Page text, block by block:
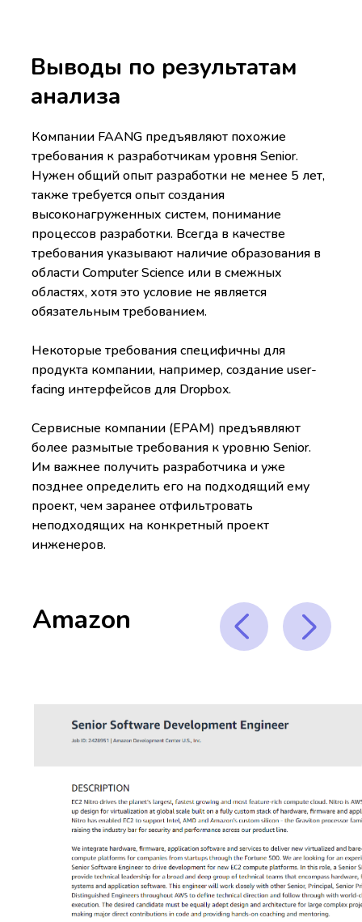
Компании FAANG предъявляют похожие
требования к разработчикам уровня Senior.
Нужен общий опыт разработки не менее 5 лет,
также требуется опыт создания
высоконагруженных систем, понимание
процессов разработки. Всегда в качестве
требования указывают наличие образования в
области Computer Science или в смежных
областях, хотя это условие не является
обязательным требованием.
Некоторые требования специфичны для
продукта компании, например, создание user-
facing интерфейсов для Dropbox.
Сервисные компании (EPAM) предъявляют
более размытые требования к уровню Senior.
Им важнее получить разработчика и уже
позднее определить его на подходящий ему
проект, чем заранее отфильтровать
неподходящих на конкретный проект
инженеров.
Выводы по результатам
анализа
Amazon